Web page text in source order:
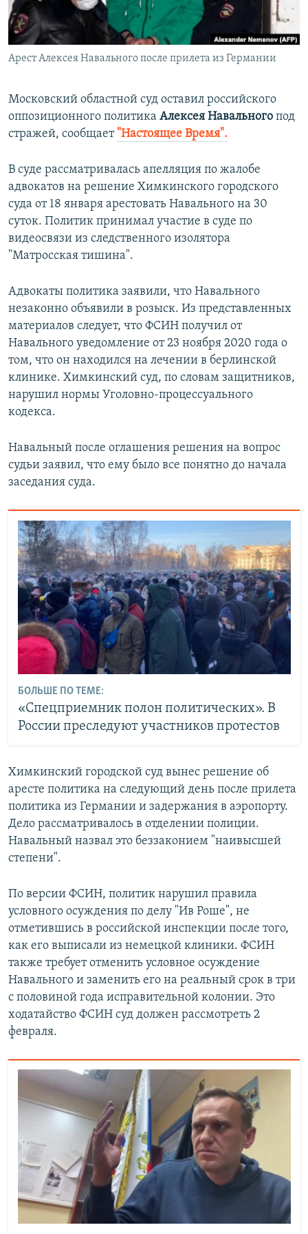
ПОБЕДИТЕЛЕЙ НЕ СУДЯТ?
КРЫМ.НЕПОКОРЕННЫЙ
ELIFBE
ПРИСОЕДИНЯЙТЕСЬ!
Все сайты RFE/RL
Арест Алексея Навального после прилета из Германии
Московский областной суд оставил российского
оппозиционного политика Алексея Навального под
стражей, сообщает "Настоящее Время".
В суде рассматривалась апелляция по жалобе
адвокатов на решение Химкинского городского
суда от 18 января арестовать Навального на 30
суток. Политик принимал участие в суде по
видеосвязи из следственного изолятора
"Матросская тишина".
Адвокаты политика заявили, что Навального
незаконно объявили в розыск. Из представленных
материалов следует, что ФСИН получил от
Навального уведомление от 23 ноября 2020 года о
том, что он находился на лечении в берлинской
клинике. Химкинский суд, по словам защитников,
нарушил нормы Уголовно-процессуального
кодекса.
Навальный после оглашения решения на вопрос
судьи заявил, что ему было все понятно до начала
заседания суда.
БОЛЬШЕ ПО ТЕМЕ:
«Спецприемник полон политических». В
России преследуют участников протестов
Химкинский городской суд вынес решение об
аресте политика на следующий день после прилета
политика из Германии и задержания в аэропорту.
Дело рассматривалось в отделении полиции.
Навальный назвал это беззаконием "наивысшей
степени".
По версии ФСИН, политик нарушил правила
условного осуждения по делу "Ив Роше", не
отметившись в российской инспекции после того,
как его выписали из немецкой клиники. ФСИН
также требует отменить условное осуждение
Навального и заменить его на реальный срок в три
с половиной года исправительной колонии. Это
ходатайство ФСИН суд должен рассмотреть 2
февраля.